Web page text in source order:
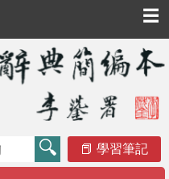
☰
學習筆記